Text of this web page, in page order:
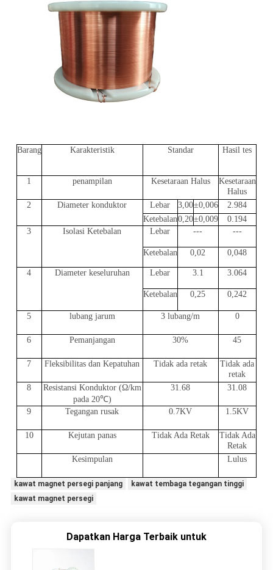
Barang Karakteristik Standar Hasil tes
1 penampilan Kesetaraan Halus
Kesetaraan
Halus
2
Diameter konduktor Lebar 3,00±0,006
2.984
Ketebalan0,20±0,009
0.194
3
Isolasi Ketebalan Lebar --- ---
Ketebalan 0,02 0,048
4 Diameter keseluruhan Lebar 3.1 3.064
Ketebalan 0,25 0,242
5 lubang jarum 3 lubang/m 0
6 Pemanjangan 30% 45
7 Fleksibilitas dan Kepatuhan Tidak ada retak
Tidak ada
retak
8
Resistansi Konduktor (Ω/km
pada 20℃)
31.68 31.08
9 Tegangan rusak 0.7KV 1.5KV
10 Kejutan panas Tidak Ada Retak
Tidak Ada
Retak
Kesimpulan
Lulus
kawat magnet persegi panjang
kawat tembaga tegangan tinggi
kawat magnet persegi
Dapatkan Harga Terbaik untuk